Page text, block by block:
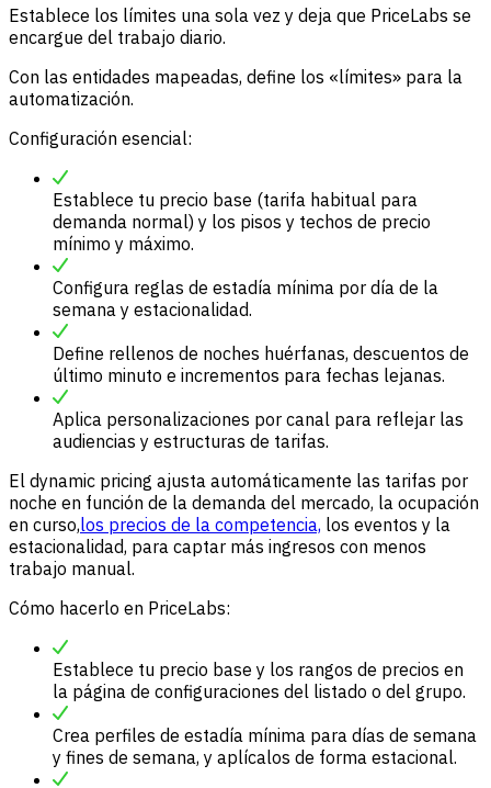
Establece los límites una sola vez y deja que PriceLabs se
encargue del trabajo diario.
Con las entidades mapeadas, define los «límites» para la
automatización.
Configuración esencial:
Establece tu precio base (tarifa habitual para
demanda normal) y los pisos y techos de precio
mínimo y máximo.
Configura reglas de estadía mínima por día de la
semana y estacionalidad.
Define rellenos de noches huérfanas, descuentos de
último minuto e incrementos para fechas lejanas.
Aplica personalizaciones por canal para reflejar las
audiencias y estructuras de tarifas.
El dynamic pricing ajusta automáticamente las tarifas por
noche en función de la demanda del mercado, la ocupación
en curso,los precios de la competencia, los eventos y la
estacionalidad, para captar más ingresos con menos
trabajo manual.
Cómo hacerlo en PriceLabs:
Establece tu precio base y los rangos de precios en
la página de configuraciones del listado o del grupo.
Crea perfiles de estadía mínima para días de semana
y fines de semana, y aplícalos de forma estacional.